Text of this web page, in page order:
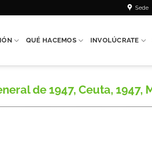
Sede
QUÉ HACEMOS INVOLÚCRATE
de 1947, Ceuta,